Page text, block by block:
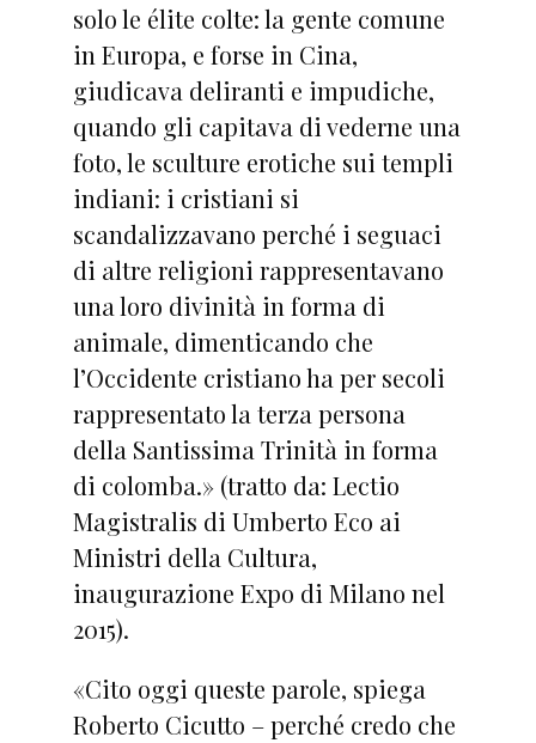
solo le élite colte: la gente comune
in Europa, e forse in Cina,
giudicava deliranti e impudiche,
quando gli capitava di vederne una
foto, le sculture erotiche sui templi
indiani: i cristiani si
scandalizzavano perché i seguaci
di altre religioni rappresentavano
una loro divinità in forma di
animale, dimenticando che
l’Occidente cristiano ha per secoli
rappresentato la terza persona
della Santissima Trinità in forma
di colomba.» (tratto da: Lectio
Magistralis di Umberto Eco ai
Ministri della Cultura,
inaugurazione Expo di Milano nel
2015).
«Cito oggi queste parole, spiega
Roberto Cicutto – perché credo che